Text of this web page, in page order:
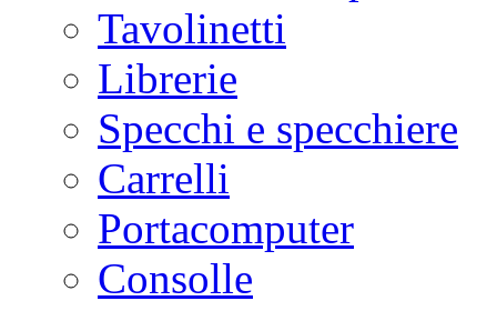
Tavolinetti
Librerie
Specchi e specchiere
Carrelli
Portacomputer
Consolle